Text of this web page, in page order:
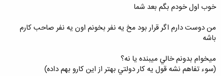
خوب اول خودم بگم بعد شما
من دوست دارم اگر قرار بود مخ يه نفر بخونم اون يه نفر صاحب كارم
باشه
ميخوام بدونم خالي ميبنده يا نه؟
(سوء تفاهم نشه قول يه كار دولتي بهتر از اين كارو بهم داده)